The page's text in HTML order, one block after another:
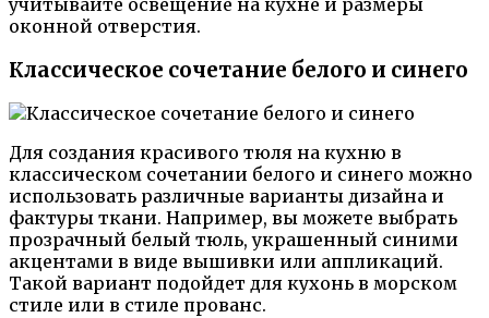
оконной отверстия.
Классическое сочетание белого и синего
Для создания красивого тюля на кухню в
классическом сочетании белого и синего можно
использовать различные варианты дизайна и
фактуры ткани. Например, вы можете выбрать
прозрачный белый тюль, украшенный синими
акцентами в виде вышивки или аппликаций.
Такой вариант подойдет для кухонь в морском
стиле или в стиле прованс.